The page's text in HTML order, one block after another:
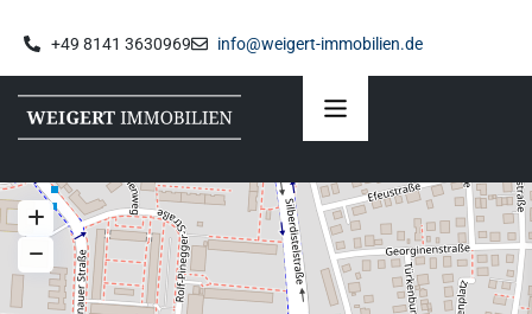
+49 8141 3630969 info@weigert-immobilien.de